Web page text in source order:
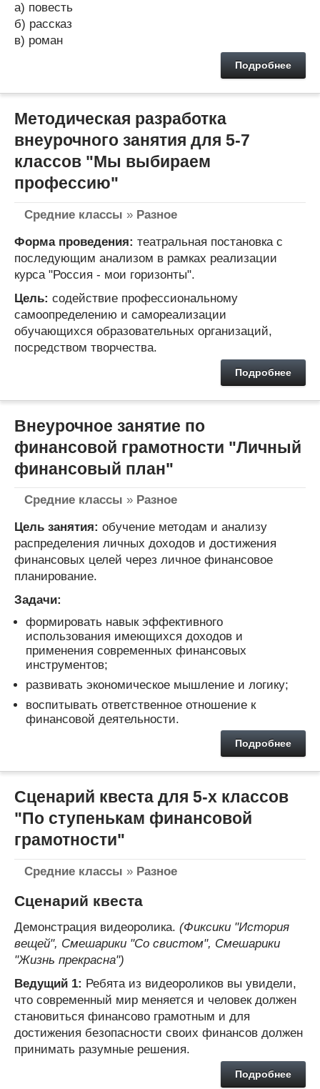
а) повесть
б) рассказ
в) роман
Подробнее
Методическая разработка
внеурочного занятия для 5-7
классов "Мы выбираем
профессию"
Средние классы » Разное
Форма проведения: театральная постановка с
последующим анализом в рамках реализации
курса "Россия - мои горизонты".
Цель: содействие профессиональному
самоопределению и самореализации
обучающихся образовательных организаций,
посредством творчества.
Подробнее
Внеурочное занятие по
финансовой грамотности "Личный
финансовый план"
Средние классы » Разное
Цель занятия: обучение методам и анализу
распределения личных доходов и достижения
финансовых целей через личное финансовое
планирование.
Задачи:
формировать навык эффективного
использования имеющихся доходов и
применения современных финансовых
инструментов;
развивать экономическое мышление и логику;
воспитывать ответственное отношение к
финансовой деятельности.
Подробнее
Сценарий квеста для 5-х классов
"По ступенькам финансовой
грамотности"
Средние классы » Разное
Сценарий квеста
Демонстрация видеоролика. (Фиксики "История
вещей", Смешарики "Со свистом", Смешарики
"Жизнь прекрасна")
Ведущий 1: Ребята из видеороликов вы увидели,
что современный мир меняется и человек должен
становиться финансово грамотным и для
достижения безопасности своих финансов должен
принимать разумные решения.
Подробнее